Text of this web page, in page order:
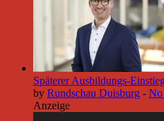
Späterer Ausbildungs-
by Rundschau Duisburg - No
Anzeige